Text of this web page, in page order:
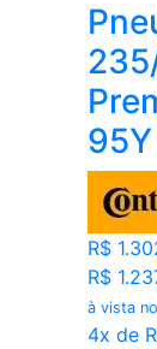
95Y
R$
R$
à vista
4x de